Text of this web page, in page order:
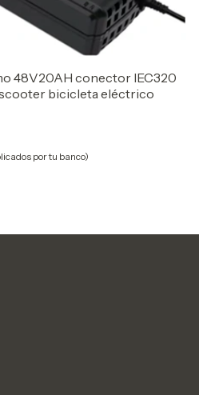
48V20AH conector IEC320
bicicleta eléctrico
por tu banco)